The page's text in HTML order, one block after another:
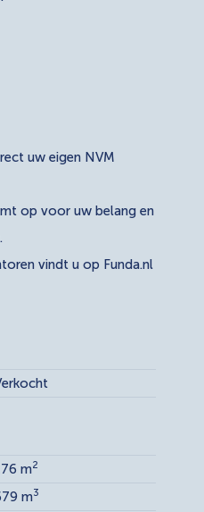
uw eigen NVM
op voor uw belang en
vindt u op Funda.nl
m2
m3